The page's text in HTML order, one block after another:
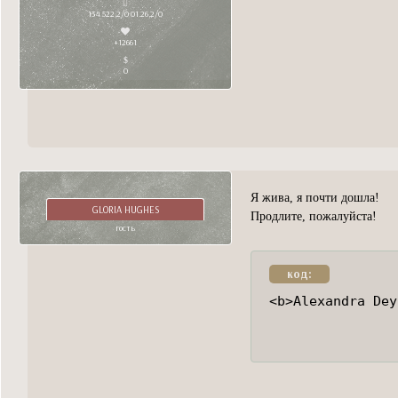
134 522,2/0 01.26,2/0
+12661
0
GLORIA HUGHES
гость
Я жива, я почти дошла!
Продлите, пожалуйста!
код:
<b>Alexandra